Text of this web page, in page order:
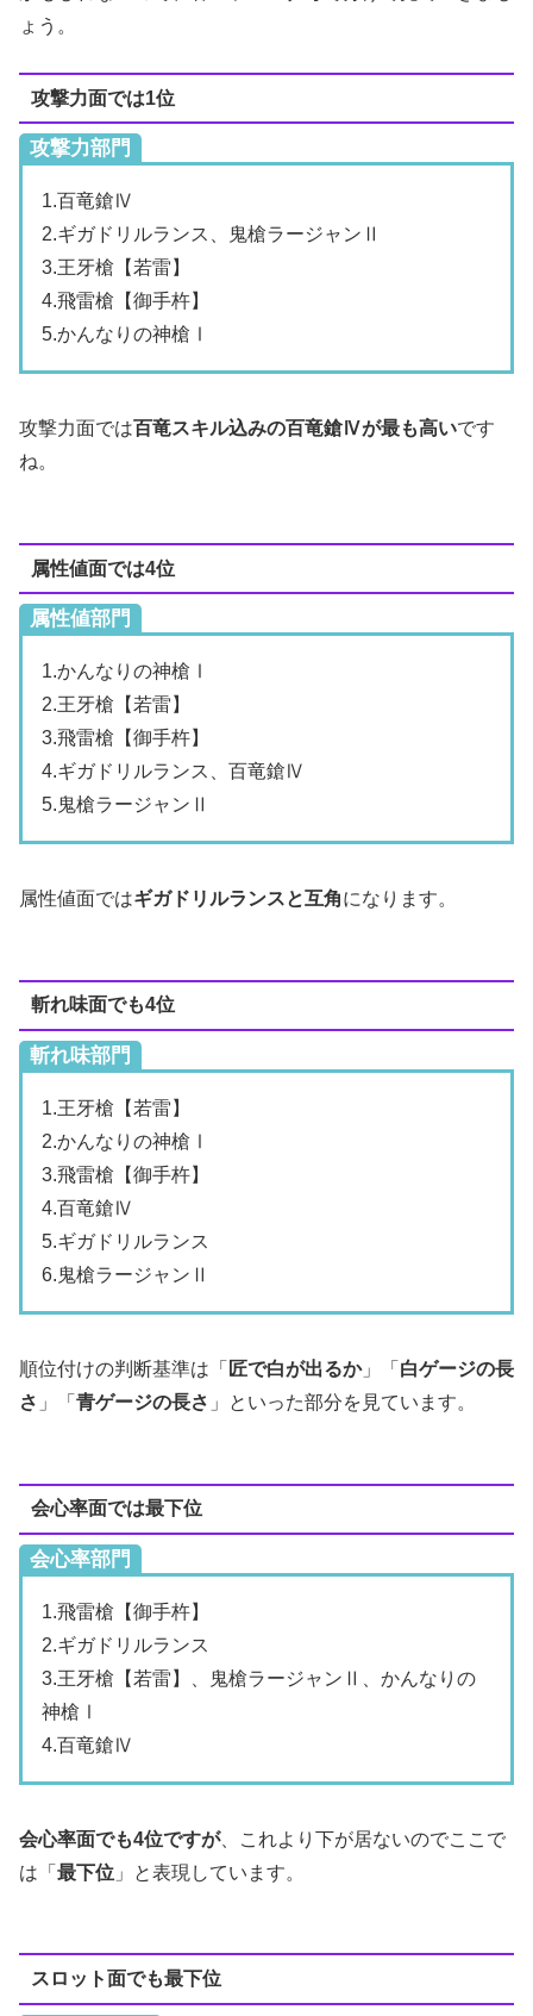
ょう。
攻撃力面では1位
攻撃力部門
1.百竜鎗Ⅳ
2.ギガドリルランス、鬼槍ラージャンⅡ
3.王牙槍【若雷】
4.飛雷槍【御手杵】
5.かんなりの神槍Ⅰ
攻撃力面では百竜スキル込みの百竜鎗Ⅳが最も高いです
ね。
属性値面では4位
属性値部門
1.かんなりの神槍Ⅰ
2.王牙槍【若雷】
3.飛雷槍【御手杵】
4.ギガドリルランス、百竜鎗Ⅳ
5.鬼槍ラージャンⅡ
属性値面ではギガドリルランスと互角になります。
斬れ味面でも4位
斬れ味部門
1.王牙槍【若雷】
2.かんなりの神槍Ⅰ
3.飛雷槍【御手杵】
4.百竜鎗Ⅳ
5.ギガドリルランス
6.鬼槍ラージャンⅡ
順位付けの判断基準は「 匠で白が出るか」「 白ゲージの長
さ 」「 青ゲージの長さ 」といった部分を見ています。
会心率面では最下位
会心率部門
1.飛雷槍【御手杵】
2.ギガドリルランス
3.王牙槍【若雷】、鬼槍ラージャンⅡ、かんなりの
神槍Ⅰ
4.百竜鎗Ⅳ
会心率面でも4位ですが、これより下が居ないのでここで
は「 最下位 」と表現しています。
スロット面でも最下位